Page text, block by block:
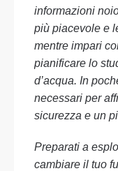
informazioni
più piacevole e
mentre impari
pianificare lo
d’acqua. In
necessari per
sicurezza e un
Preparati a
cambiare il tuo